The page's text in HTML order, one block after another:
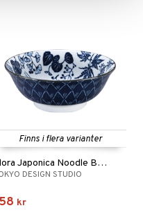
Finns i flera varianter
Flora Japonica Noodle Bowl 20.3cm
DESIGN STUDIO
kr